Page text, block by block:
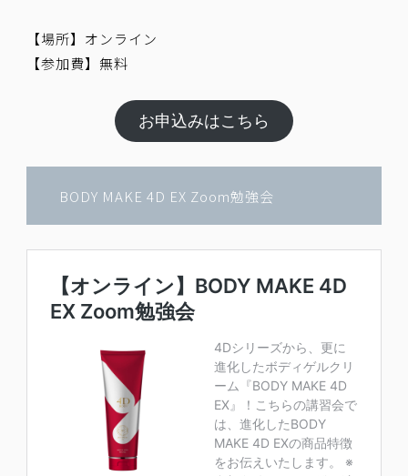
【場所】オンライン
【参加費】無料
お申込みはこちら
BODY MAKE 4D EX Zoom勉強会